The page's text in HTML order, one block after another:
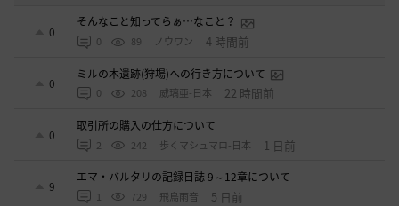
0
そんなこと知ってらぁ…なこと？
0 89 ノウワン 4 時間前
0
ミルの木遺跡(狩場)への行き方について
0 208 威璃亜-日本 22 時間前
0
取引所の購入の仕方について
2 242 歩くマシュマロ-日本 1 日前
9
エマ・バルタリの記録日誌 9～12章について
1 729 飛鳥雨音 5 日前